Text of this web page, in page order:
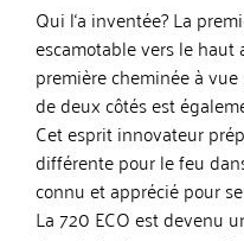
Qui l‘a inventée? La
escamotable vers le
première cheminée à
de deux côtés est
Cet esprit innovateur
différente pour le feu
connu et apprécié pour
La 720 ECO est devenu